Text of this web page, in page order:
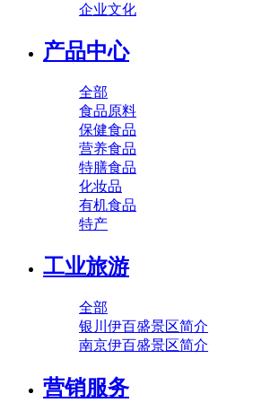
企业文化
产品中心
全部
食品原料
保健食品
营养食品
特膳食品
化妆品
有机食品
特产
工业旅游
全部
银川伊百盛景区简介
南京伊百盛景区简介
营销服务